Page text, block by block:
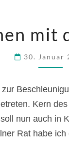
mit
30. Januar
Kern
nun auch in
Rat habe